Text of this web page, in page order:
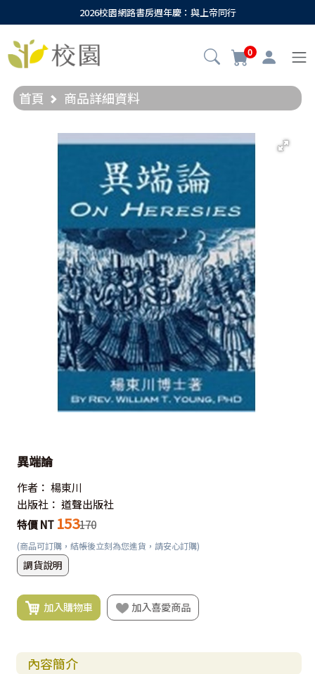
2026校園網路書房週年慶：與上帝同行
0
首頁 商品詳細資料
異端論
作者： 楊東川
出版社： 道聲出版社
特價 NT 153170
(商品可訂購，結帳後立刻為您進貨，請安心訂購)
調貨說明
加入購物車 加入喜愛商品
內容簡介